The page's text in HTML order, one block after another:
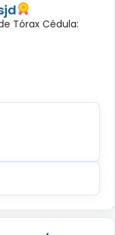
Tórax Cédula: